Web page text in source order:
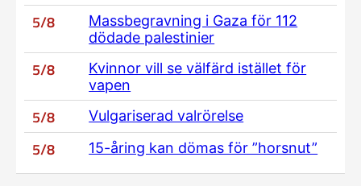
5/8
Massbegravning i Gaza för 112
dödade palestinier
5/8
Kvinnor vill se välfärd istället för
vapen
5/8 Vulgariserad valrörelse
5/8 15-åring kan dömas för ”horsnut”